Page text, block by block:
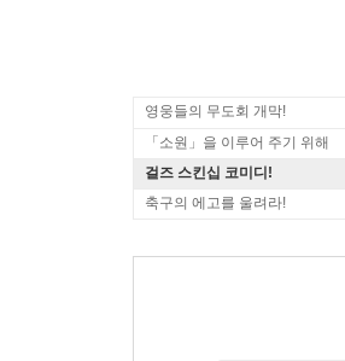
영웅들의 무도회 개막!
「소원」을 이루어 주기 위해
걸즈 스킨십 코미디!
축구의 에고를 울려라!